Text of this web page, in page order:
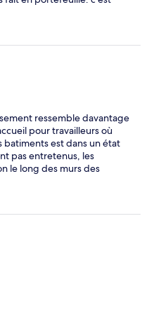
lits + 1 grand Peut
famille à petit prix. 1 seule
rudimentaire pour faire
ressemble davantage
pour travailleurs où
batiments est dans un état
pas entretenus, les
le long des murs des
et de belles tailles,
chevet, pas de bonde au
se prend sur des tables
des bancs. L'un des rares
à l'intérieur dans la